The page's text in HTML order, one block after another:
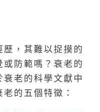
，其難以捉摸的
防範嗎？衰老的
老的科學文獻中
的五個特徵：